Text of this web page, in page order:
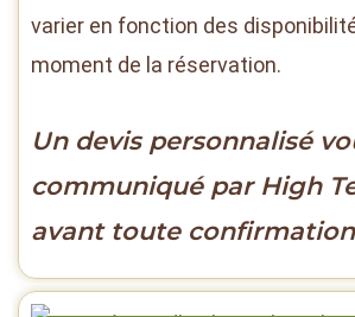
varier en fonction des
moment de la réservation.
Un devis personnalisé
communiqué par High
avant toute